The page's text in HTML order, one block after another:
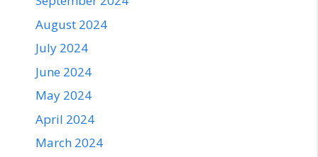
August 2024
July 2024
June 2024
May 2024
April 2024
March 2024